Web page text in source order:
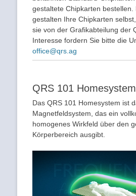
gestaltete Chipkarten bestellen.
gestalten Ihre Chipkarten
sie von der Grafikabteilung der
Interesse fordern Sie bitte die
office@qrs.ag
QRS 101
Das QRS 101 Homesystem ist
Magnetfeldsystem, das ein
homogenes Wirkfeld über den
Körperbereich ausgibt.